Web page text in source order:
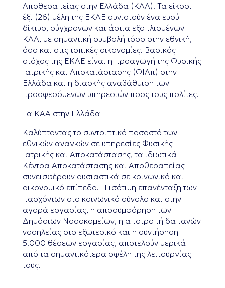
Αποθεραπείας στην Ελλάδα (ΚΑΑ). Τα είκοσι
έξι (26) μέλη της ΕΚΑΕ συνιστούν ένα ευρύ
δίκτυο, σύγχρονων και άρτια εξοπλισμένων
ΚΑΑ, με σημαντική συμβολή τόσο στην εθνική,
όσο και στις τοπικές οικονομίες. Βασικός
στόχος της ΕΚΑΕ είναι η προαγωγή της Φυσικής
Ιατρικής και Αποκατάστασης (ΦΙΑπ) στην
Ελλάδα και η διαρκής αναβάθμιση των
προσφερόμενων υπηρεσιών προς τους πολίτες.
Τα ΚΑΑ στην Ελλάδα
Καλύπτοντας το συντριπτικό ποσοστό των
εθνικών αναγκών σε υπηρεσίες Φυσικής
Ιατρικής και Αποκατάστασης, τα ιδιωτικά
Κέντρα Αποκατάστασης και Αποθεραπείας
συνεισφέρουν ουσιαστικά σε κοινωνικό και
οικονομικό επίπεδο. Η ισότιμη επανένταξη των
πασχόντων στο κοινωνικό σύνολο και στην
αγορά εργασίας, η αποσυμφόρηση των
Δημόσιων Νοσοκομείων, η αποτροπή δαπανών
νοσηλείας στο εξωτερικό και η συντήρηση
5.000 θέσεων εργασίας, αποτελούν μερικά
από τα σημαντικότερα οφέλη της λειτουργίας
τους.